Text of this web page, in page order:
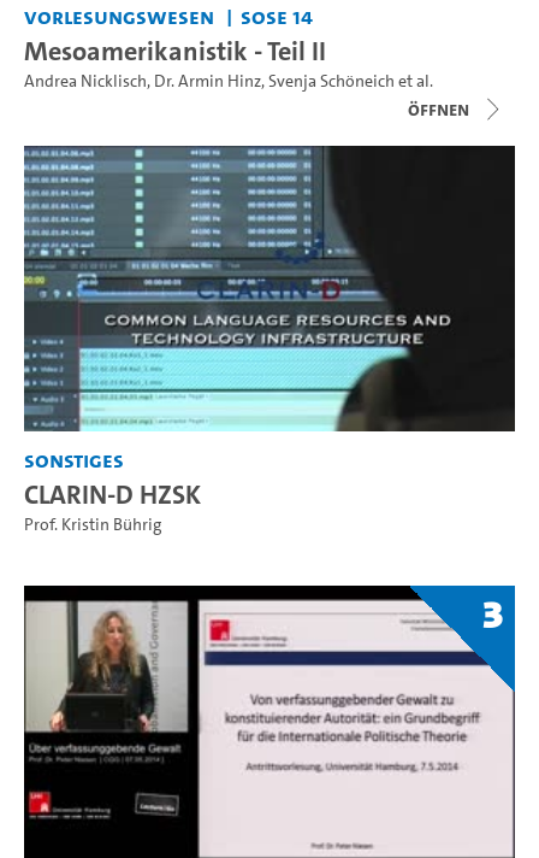
Vorlesungswesen
SoSe 14
Mesoamerikanistik - Teil II
Andrea Nicklisch, Dr. Armin Hinz,Svenja Schöneich et al.
Öffnen
Sonstiges
CLARIN-D HZSK
Prof. Kristin Bührig
3